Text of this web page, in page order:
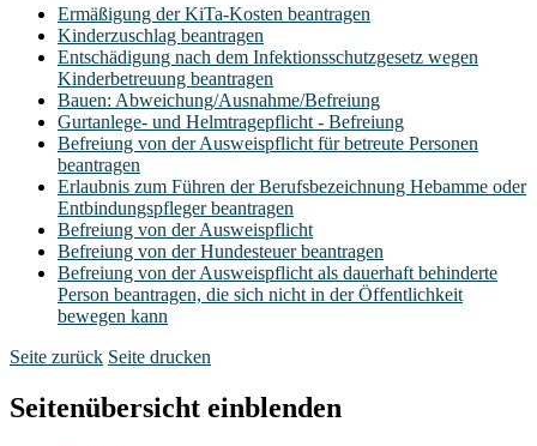
Ermäßigung der KiTa-Kosten beantragen
Kinderzuschlag beantragen
Entschädigung nach dem Infektionsschutzgesetz wegen
Kinderbetreuung beantragen
Bauen: Abweichung/Ausnahme/Befreiung
Gurtanlege- und Helmtragepflicht - Befreiung
Befreiung von der Ausweispflicht für betreute Personen
beantragen
Erlaubnis zum Führen der Berufsbezeichnung Hebamme oder
Entbindungspfleger beantragen
Befreiung von der Ausweispflicht
Befreiung von der Hundesteuer beantragen
Befreiung von der Ausweispflicht als dauerhaft behinderte
Person beantragen, die sich nicht in der Öffentlichkeit
bewegen kann
Seite zurück Seite drucken
Seitenübersicht einblenden